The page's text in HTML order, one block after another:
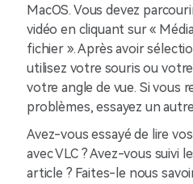
MacOS. Vous devez
vidéo en cliquant sur «
fichier ». Après avoir
utilisez votre souris ou
votre angle de vue. Si vous
problèmes, essayez un
Avez-vous essayé de lire
avec VLC ? Avez-vous suivi
article ? Faites-le nous